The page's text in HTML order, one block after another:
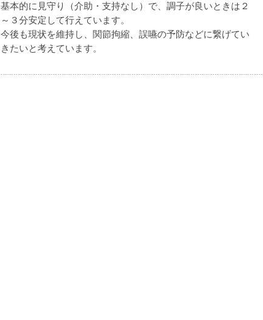
基本的に見守り（介助・支持なし）で、調子が良いときは２
～３分安定して行えています。
今後も現状を維持し、関節拘縮、誤嚥の予防などに繋げてい
きたいと考えています。